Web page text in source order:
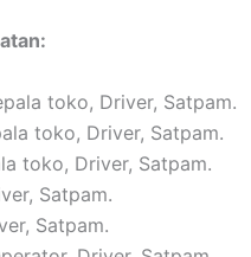
toko, Driver, Satpam.
toko, Driver, Satpam.
toko, Driver, Satpam.
Satpam.
Satpam.